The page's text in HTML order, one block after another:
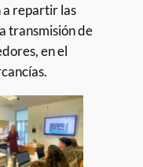
a repartir las
transmisión de
en el